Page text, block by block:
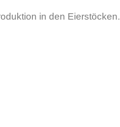
in den Eierstöcken.